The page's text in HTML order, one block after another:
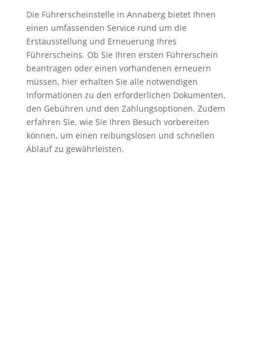
Die Führerscheinstelle in Annaberg bietet Ihnen
einen umfassenden Service rund um die
Erstausstellung und Erneuerung Ihres
Führerscheins. Ob Sie Ihren ersten Führerschein
beantragen oder einen vorhandenen erneuern
müssen, hier erhalten Sie alle notwendigen
Informationen zu den erforderlichen Dokumenten,
den Gebühren und den Zahlungsoptionen. Zudem
erfahren Sie, wie Sie Ihren Besuch vorbereiten
können, um einen reibungslosen und schnellen
Ablauf zu gewährleisten.